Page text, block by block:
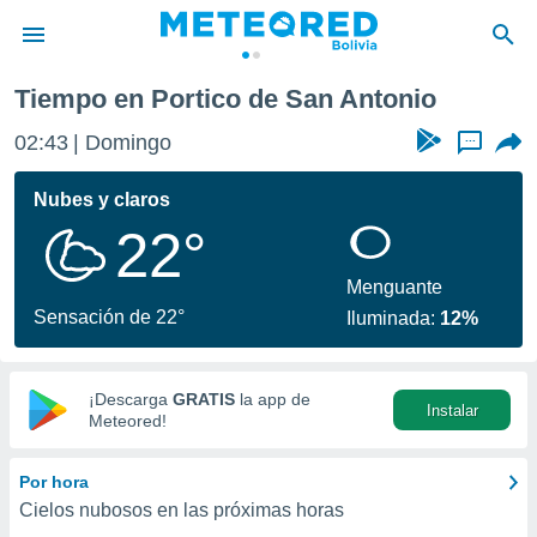
de
ha
calidad.
a este
las
y
digital
basada
Tiempo en Portico de San Antonio
02:43 Domingo ...
Nubes y claros
22°
Sensación de 22°
Menguante
Iluminada: 12%
¡Descarga GRATIS la app de
Meteored!
Instalar
Por hora
Cielos nubosos en las próximas horas